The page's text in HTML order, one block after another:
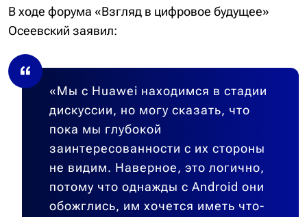
В ходе форума «Взгляд в цифровое будущее»
Осеевский заявил:
«Мы с Huawei находимся в стадии
дискуссии, но могу сказать, что
пока мы глубокой
заинтересованности с их стороны
не видим. Наверное, это логично,
потому что однажды с Android они
обожглись, им хочется иметь что-